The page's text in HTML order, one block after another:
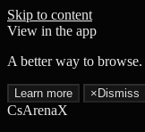
Skip to content
View in the app
A better way to browse.
Learn more × Dismiss
CsArenaX